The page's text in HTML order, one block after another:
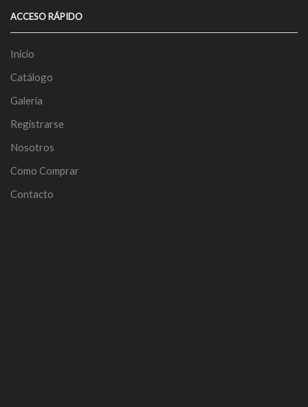
ACCESO RÁPIDO
Inicio
Catálogo
Galería
Registrarse
Nosotros
Como Comprar
Contacto